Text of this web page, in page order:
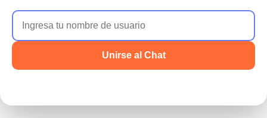
Unirse al Chat